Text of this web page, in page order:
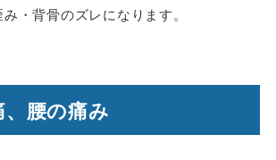
・背骨のズレになります。
腰の痛み